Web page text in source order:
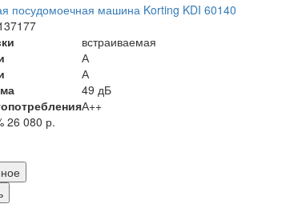
посудомоечная машина Korting KDI 60140
встраиваемая
А
А
49 дБ
А++
26 080 р.